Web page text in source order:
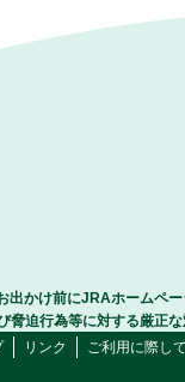
出かけ前にJRAホームペ
脅迫行為等に対する厳正
リンク ご利用に際し